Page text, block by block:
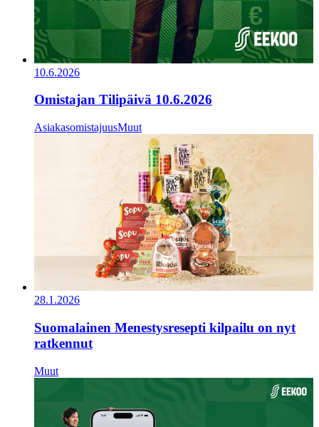
10.6.2026
Omistajan Tilipäivä 10.6.2026
AsiakasomistajuusMuut
28.1.2026
Suomalainen Menestysresepti kilpailu on nyt
ratkennut
Muut